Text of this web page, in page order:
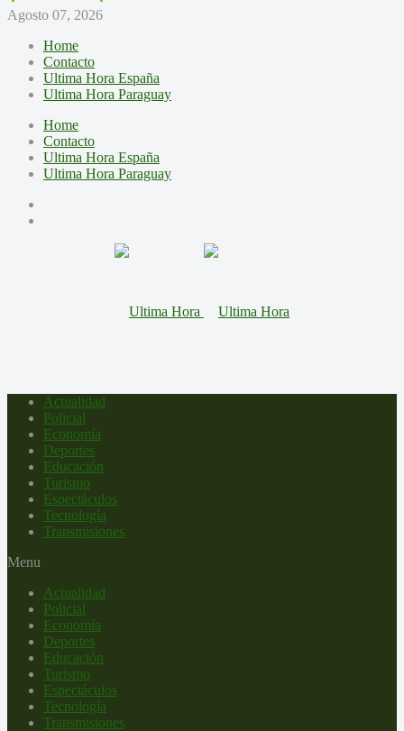
Agosto 07, 2026
Home
Contacto
Ultima Hora España
Ultima Hora Paraguay
Home
Contacto
Ultima Hora España
Ultima Hora Paraguay
Actualidad
Policial
Economía
Deportes
Educación
Turismo
Espectáculos
Tecnología
Transmisiones
Menu
Actualidad
Policial
Economía
Deportes
Educación
Turismo
Espectáculos
Tecnología
Transmisiones